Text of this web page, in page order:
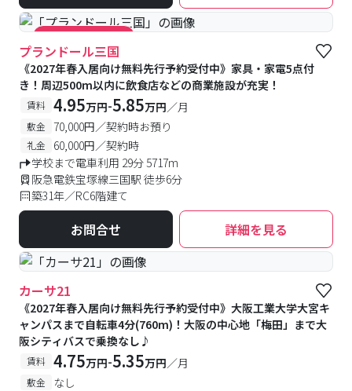
#キャンペーン実施中
プランドール三国
《2027年春入居向け無料先行予約受付中》家具・家電5点付
き！周辺500m以内に飲食店などの商業施設が充実！
賃料 4.95万円-5.85万円／月
敷金 70,000円／契約時お預り
礼金
60,000円／契約時
学校まで電車利用 29分 5717m
阪急電鉄宝塚線三国駅 徒歩6分
築31年／RC6階建て
お問合せ 詳細を見る
カーサ21
《2027年春入居向け無料先行予約受付中》大阪工業大学大宮キ
ャンパスまで自転車4分(760m)！大阪の中心地「梅田」まで大
阪シティバスで乗換なし♪
賃料 4.75万円-5.35万円／月
敷金 なし